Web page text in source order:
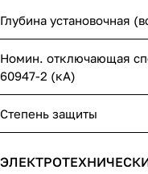
Глубина установочная
Номин. отключающая
60947-2 (кА)
Степень защиты